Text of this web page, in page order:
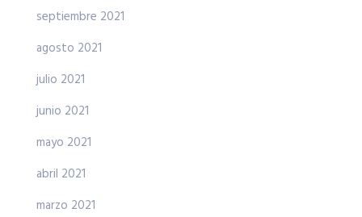
septiembre 2021
agosto 2021
julio 2021
junio 2021
mayo 2021
abril 2021
marzo 2021